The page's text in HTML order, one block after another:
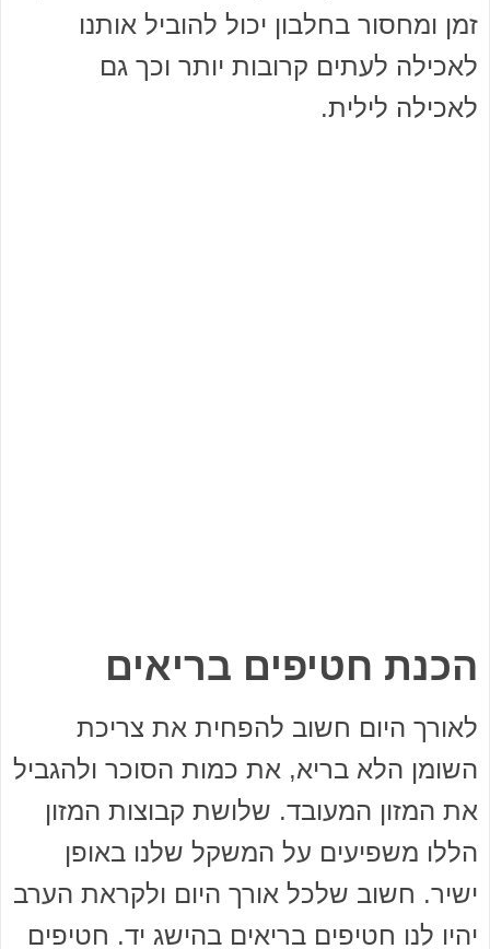
זמן ומחסור בחלבון יכול להוביל אותנו
לאכילה לעתים קרובות יותר וכך גם
לאכילה לילית.
הכנת חטיפים בריאים
לאורך היום חשוב להפחית את צריכת
השומן הלא בריא, את כמות הסוכר ולהגביל
את המזון המעובד. שלושת קבוצות המזון
הללו משפיעים על המשקל שלנו באופן
ישיר. חשוב שלכל אורך היום ולקראת הערב
יהיו לנו חטיפים בריאים בהישג יד. חטיפים